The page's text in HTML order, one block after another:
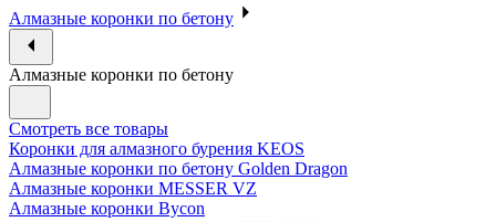
Алмазные коронки по бетону
Алмазные коронки по бетону
Смотреть все товары
Коронки для алмазного бурения KEOS
Алмазные коронки по бетону Golden Dragon
Алмазные коронки MESSER VZ
Алмазные коронки Bycon